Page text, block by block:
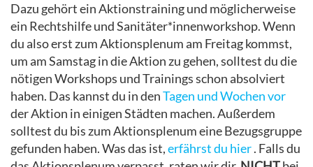
Dazu gehört ein Aktionstraining und möglicherweise
ein Rechtshilfe und Sanitäter*innenworkshop. Wenn
du also erst zum Aktionsplenum am Freitag kommst,
um am Samstag in die Aktion zu gehen, solltest du die
nötigen Workshops und Trainings schon absolviert
haben. Das kannst du in denTagen und Wochen vor
der Aktion in einigen Städten machen. Außerdem
solltest du bis zum Aktionsplenum eine Bezugsgruppe
gefunden haben. Was das ist,erfährst du hier. Falls du